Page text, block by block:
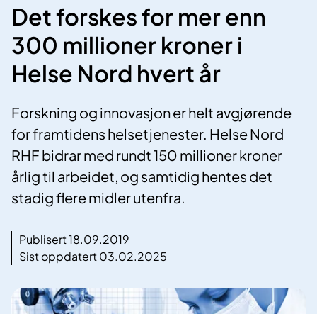
Det forskes for mer enn
300 millioner kroner i
Helse Nord hvert år
Forskning og innovasjon er helt avgjørende
for framtidens helsetjenester. Helse Nord
RHF bidrar med rundt 150 millioner kroner
årlig til arbeidet, og samtidig hentes det
stadig flere midler utenfra.
Publisert 18.09.2019
Sist oppdatert 03.02.2025